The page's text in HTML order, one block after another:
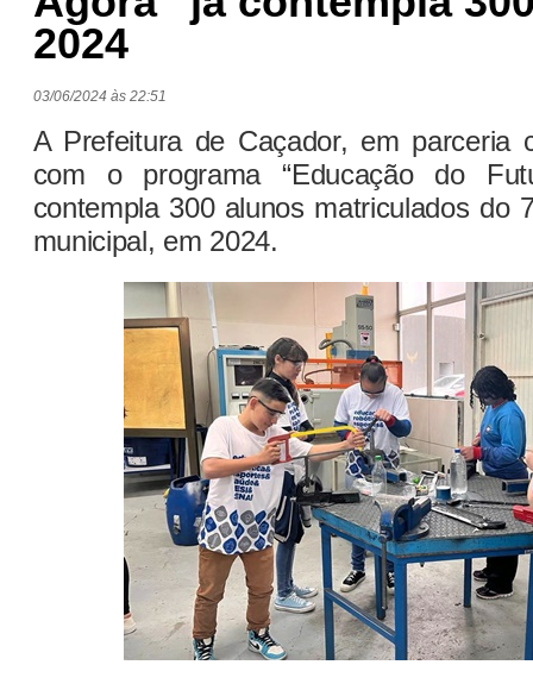
2024
03/06/2024 às 22:51
A Prefeitura de Caçador, em parceria
com o programa “Educação do
contempla 300 alunos matriculados do
municipal, em 2024.